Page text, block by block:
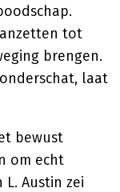
tot
brengen.
laat
bewust
om echt
Austin zei